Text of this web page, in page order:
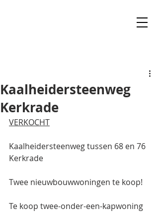
Kaalheidersteenweg
Kerkrade
VERKOCHT
Kaalheidersteenweg tussen 68 en 76
Kerkrade
Twee nieuwbouwwoningen te koop!
Te koop twee-onder-een-kapwoning